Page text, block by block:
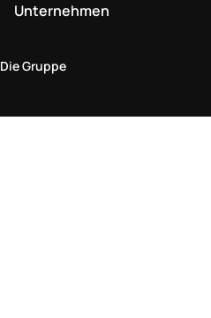
Unternehmen
Die Gruppe
Rechtlicher Bereich